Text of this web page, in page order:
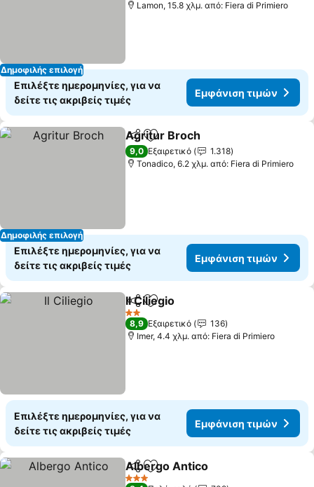
Δημοφιλής επιλογή
Lamon, 15.8 χλμ. από: Fiera di Primiero
Επιλέξτε ημερομηνίες, για να
δείτε τις ακριβείς τιμές
Εμφάνιση τιμών
Δημοφιλής επιλογή
Κοινοποίηση
Προσθήκη στα αγαπημένα
Agritur Broch
9,0 Εξαιρετικό
1.318
Tonadico, 6.2 χλμ. από: Fiera di Primiero
Επιλέξτε ημερομηνίες, για να
δείτε τις ακριβείς τιμές
Εμφάνιση τιμών
Κοινοποίηση
Προσθήκη στα αγαπημένα
Il Ciliegio
2 Αστέρια
8,9 Εξαιρετικό
136
Imer, 4.4 χλμ. από: Fiera di Primiero
Επιλέξτε ημερομηνίες, για να
δείτε τις ακριβείς τιμές
Εμφάνιση τιμών
Κοινοποίηση
Προσθήκη στα αγαπημένα
Albergo Antico
3 Αστέρια